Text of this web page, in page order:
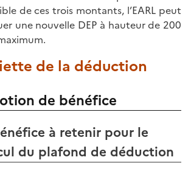
de ces trois montants, l’EARL peut
une nouvelle DEP à hauteur de 200
de la déduction
de bénéfice
à retenir pour le
du plafond de déduction